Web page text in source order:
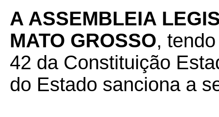
A ASSEMBLEIA
MATO GROSSO,
42 da Constituição
do Estado sanciona a